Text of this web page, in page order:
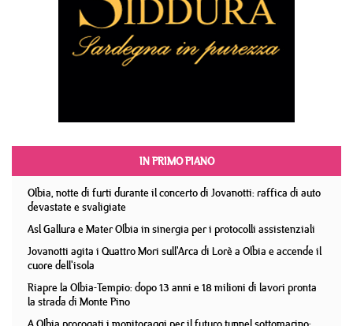
IN PRIMO PIANO
Olbia, notte di furti durante il concerto di Jovanotti: raffica di auto
devastate e svaligiate
Asl Gallura e Mater Olbia in sinergia per i protocolli assistenziali
Jovanotti agita i Quattro Mori sull'Arca di Lorè a Olbia e accende il
cuore dell'isola
Riapre la Olbia-Tempio: dopo 13 anni e 18 milioni di lavori pronta
la strada di Monte Pino